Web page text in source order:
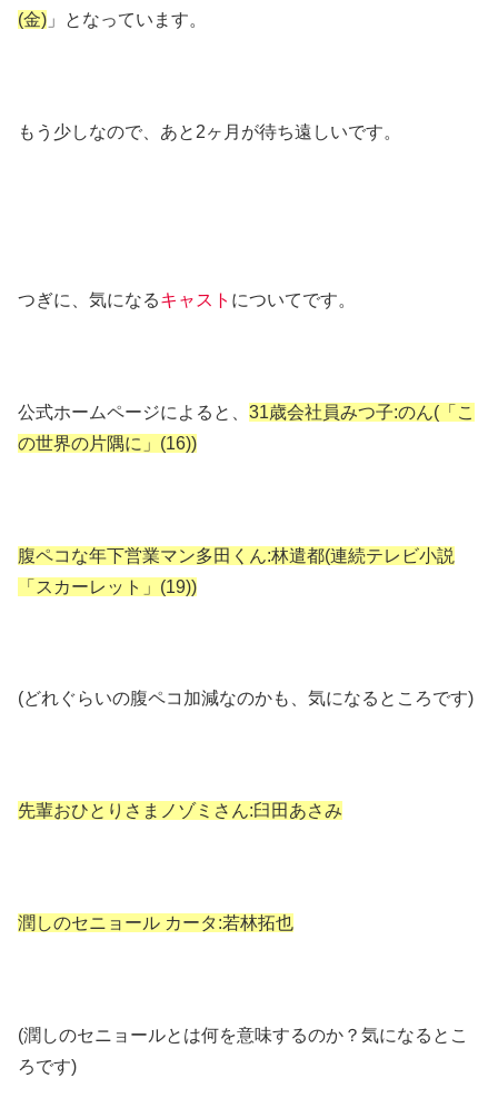
(金) 」となっています。
もう少しなので、あと2ヶ月が待ち遠しいです。
つぎに、気になるキャスト についてです。
公式ホームページによると、 31歳会社員みつ子:のん(「こ
の世界の片隅に」(16))
腹ペコな年下営業マン多田くん:林遣都(連続テレビ小説
「スカーレット」(19))
(どれぐらいの腹ペコ加減なのかも、気になるところです)
先輩おひとりさまノゾミさん:臼田あさみ
潤しのセニョール カータ:若林拓也
(潤しのセニョールとは何を意味するのか？気になるとこ
ろです)